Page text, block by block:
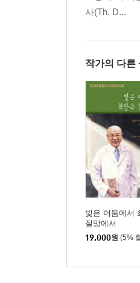
3. 교회가 하는
1. 문화적 구원의
1) 복음서에 나타
2) 총체적 구원으
3) 문화적 구원으
2. 순복음교회의
3. 삼박자 선교 99
5. 21세기 한국교
6. ‘삼박자 선교’
4부 기독교 사회
사(Th. D...
작가의 다른
빛은 어둠에서
절망에서
19,000원 (5%